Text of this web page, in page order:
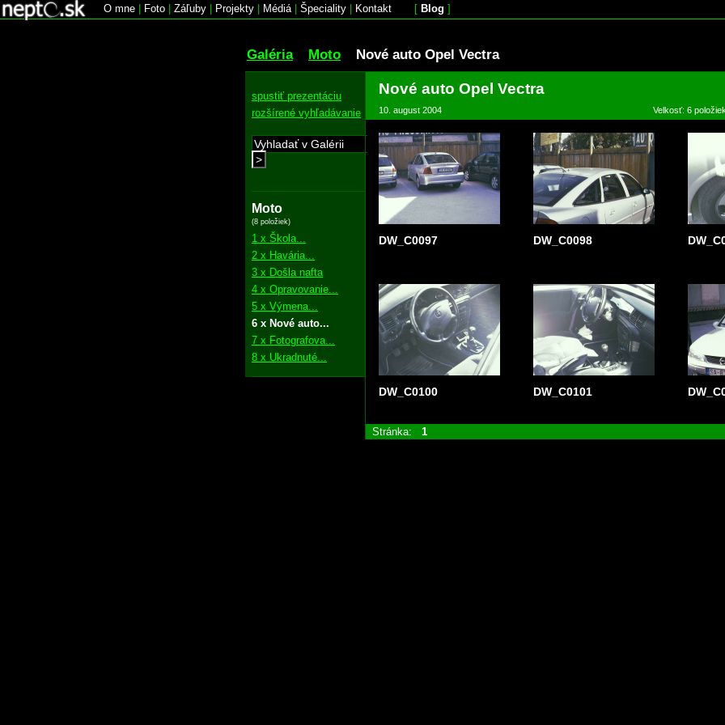
O mne Foto Záľuby Projekty Médiá| Špeciality Kontakt [ Blog ]
Galéria Moto Nové auto Opel Vectra
spustiť prezentáciu
rozšírené vyhľadávanie
>
Moto
(8 položiek)
1 x Škola...
2 x Havária...
3 x Došla nafta
4 x Opravovanie...
5 x Výmena...
6 x Nové auto...
7 x Fotografova...
8 x Ukradnuté...
Nové auto Opel Vectra
10. august 2004 Velkosť: 6
DW_C0097 DW_C0098
DW_C0100 DW_C0101
Stránka: 1